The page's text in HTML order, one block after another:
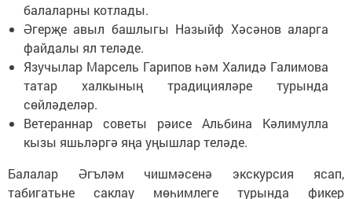
балаларны котлады.
Әгерҗе авыл башлыгы Назыйф Хәсәнов аларга
файдалы ял теләде.
Язучылар Марсель Гарипов һәм Халидә Галимова
татар халкының традицияләре турында
сөйләделәр.
Ветераннар советы рәисе Альбина Кәлимулла
кызы яшьләргә яңа уңышлар теләде.
Балалар Әгъләм чишмәсенә экскурсия ясап,
табигатьне саклау мөһимлеге турында фикер